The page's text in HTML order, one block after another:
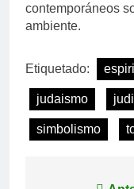
contemporáneos
ambiente.
Etiquetado:
judaismo
simbolismo